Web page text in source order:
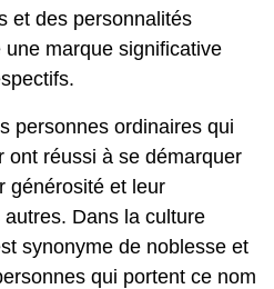
et des personnalités
marque significative
personnes ordinaires qui
ont réussi à se démarquer
générosité et leur
Dans la culture
synonyme de noblesse et
qui portent ce nom